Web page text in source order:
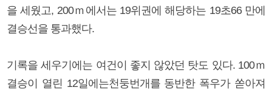
을 세웠고, 200ｍ에서는 19위권에 해당하는 19초66 만에
결승선을 통과했다.
기록을 세우기에는 여건이 좋지 않았던 탓도 있다. 100ｍ
결승이 열린 12일에는천둥번개를 동반한 폭우가 쏟아져